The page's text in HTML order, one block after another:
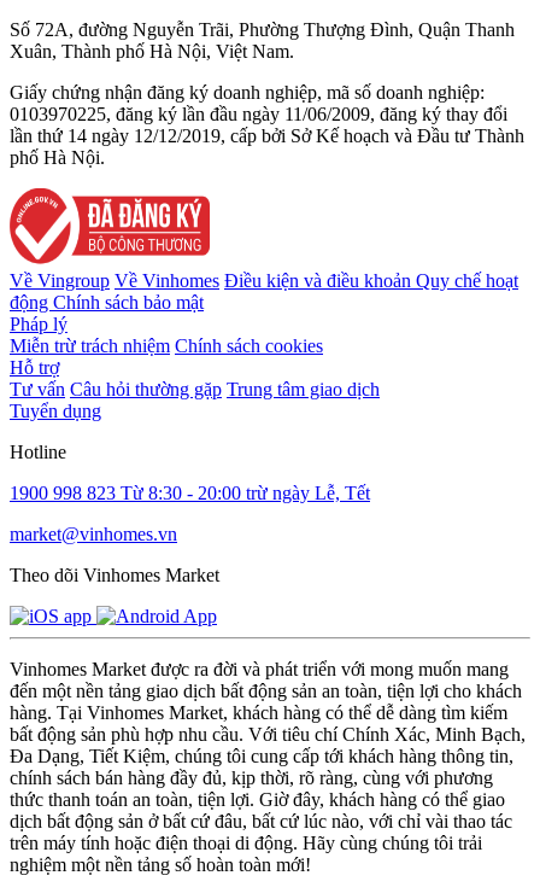
Số 72A, đường Nguyễn Trãi, Phường Thượng Đình, Quận Thanh
Xuân, Thành phố Hà Nội, Việt Nam.
Giấy chứng nhận đăng ký doanh nghiệp, mã số doanh nghiệp:
0103970225, đăng ký lần đầu ngày 11/06/2009, đăng ký thay đổi
lần thứ 14 ngày 12/12/2019, cấp bởi Sở Kế hoạch và Đầu tư Thành
phố Hà Nội.
Về Vingroup Về Vinhomes Điều kiện và điều khoản Quy chế hoạt
động Chính sách bảo mật
Pháp lý
Miễn trừ trách nhiệm Chính sách cookies
Hỗ trợ
Tư vấn Câu hỏi thường gặp Trung tâm giao dịch
Tuyển dụng
Hotline
1900 998 823 Từ 8:30 - 20:00 trừ ngày Lễ, Tết
market@vinhomes.vn
Theo dõi Vinhomes Market
Vinhomes Market được ra đời và phát triển với mong muốn mang
đến một nền tảng giao dịch bất động sản an toàn, tiện lợi cho khách
hàng. Tại Vinhomes Market, khách hàng có thể dễ dàng tìm kiếm
bất động sản phù hợp nhu cầu. Với tiêu chí Chính Xác, Minh Bạch,
Đa Dạng, Tiết Kiệm, chúng tôi cung cấp tới khách hàng thông tin,
chính sách bán hàng đầy đủ, kịp thời, rõ ràng, cùng với phương
thức thanh toán an toàn, tiện lợi. Giờ đây, khách hàng có thể giao
dịch bất động sản ở bất cứ đâu, bất cứ lúc nào, với chỉ vài thao tác
trên máy tính hoặc điện thoại di động. Hãy cùng chúng tôi trải
nghiệm một nền tảng số hoàn toàn mới!